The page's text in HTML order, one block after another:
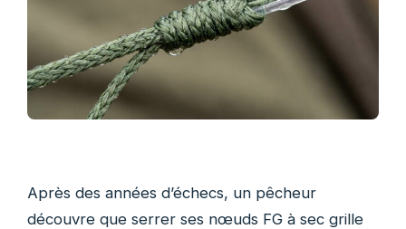
Après des années d’échecs, un pêcheur
découvre que serrer ses nœuds FG à sec grille